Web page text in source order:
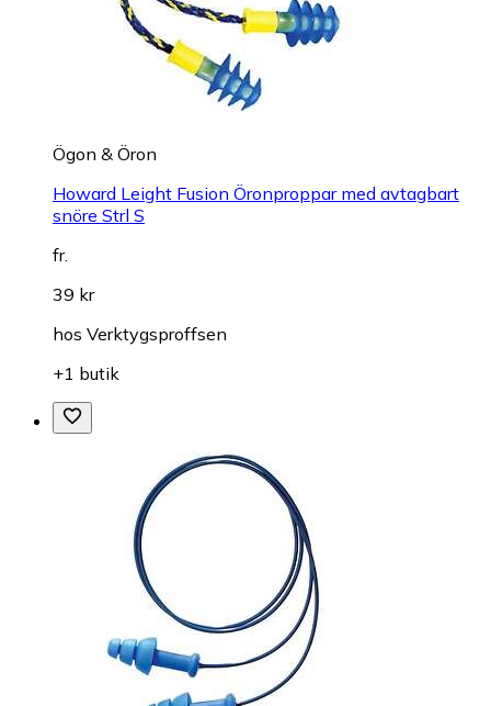
Ögon & Öron
Howard Leight Fusion Öronproppar med avtagbart
snöre Strl S
fr.
39 kr
hos Verktygsproffsen
+1 butik